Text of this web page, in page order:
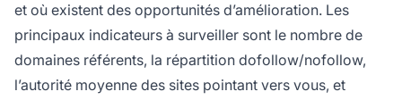
et où existent des opportunités d’amélioration. Les
principaux indicateurs à surveiller sont le nombre de
domaines référents, la répartition dofollow/nofollow,
l’autorité moyenne des sites pointant vers vous, et